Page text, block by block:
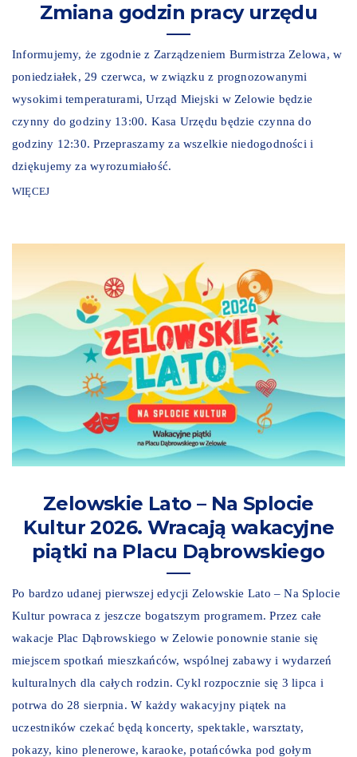
Zmiana godzin pracy urzędu
Informujemy, że zgodnie z Zarządzeniem Burmistrza Zelowa, w
poniedziałek, 29 czerwca, w związku z prognozowanymi
wysokimi temperaturami, Urząd Miejski w Zelowie będzie
czynny do godziny 13:00. Kasa Urzędu będzie czynna do
godziny 12:30. Przepraszamy za wszelkie niedogodności i
dziękujemy za wyrozumiałość.
WIĘCEJ
Zelowskie Lato – Na Splocie
Kultur 2026. Wracają wakacyjne
piątki na Placu Dąbrowskiego
Po bardzo udanej pierwszej edycji Zelowskie Lato – Na Splocie
Kultur powraca z jeszcze bogatszym programem. Przez całe
wakacje Plac Dąbrowskiego w Zelowie ponownie stanie się
miejscem spotkań mieszkańców, wspólnej zabawy i wydarzeń
kulturalnych dla całych rodzin. Cykl rozpocznie się 3 lipca i
potrwa do 28 sierpnia. W każdy wakacyjny piątek na
uczestników czekać będą koncerty, spektakle, warsztaty,
pokazy, kino plenerowe, karaoke, potańcówka pod gołym